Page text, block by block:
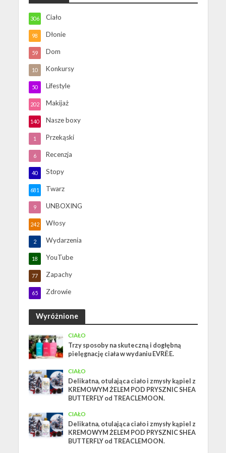
Ciało
306
Dłonie
98
Dom
59
Konkursy
10
Lifestyle
50
Makijaż
202
Nasze boxy
140
Przekąski
1
Recenzja
6
Stopy
40
Twarz
681
UNBOXING
9
Włosy
242
Wydarzenia
2
YouTube
18
Zapachy
77
Zdrowie
65
Wyróżnione
CIAŁO
Trzy sposoby na skuteczną i dogłębną
pielęgnację ciała w wydaniu EVRĒE.
CIAŁO
Delikatna, otulająca ciało i zmysły kąpiel z
KREMOWYM ŻELEM POD PRYSZNIC SHEA
BUTTERFLY od TREACLEMOON.
CIAŁO
Delikatna, otulająca ciało i zmysły kąpiel z
KREMOWYM ŻELEM POD PRYSZNIC SHEA
BUTTERFLY od TREACLEMOON.